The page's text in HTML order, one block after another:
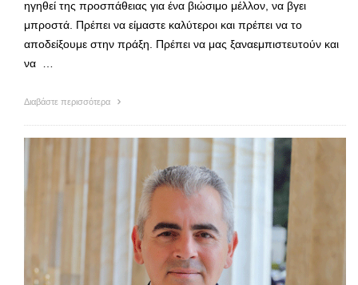
ηγηθεί της προσπάθειας για ένα βιώσιμο μέλλον, να βγει
μπροστά. Πρέπει να είμαστε καλύτεροι και πρέπει να το
αποδείξουμε στην πράξη. Πρέπει να μας ξαναεμπιστευτούν και
να …
Διαβάστε περισσότερα